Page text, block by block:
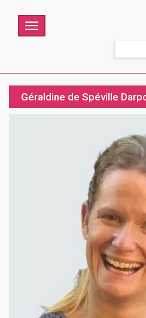
Menu
Géraldine de Spéville